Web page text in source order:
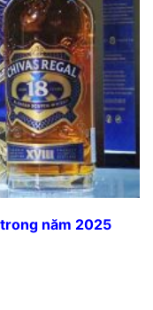
năm 2025